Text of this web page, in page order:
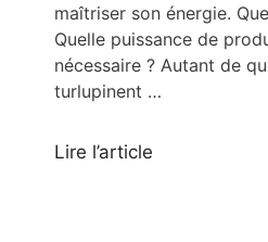
maîtriser son énergie.
Quelle puissance de
nécessaire ? Autant de
turlupinent …
Lire l’article